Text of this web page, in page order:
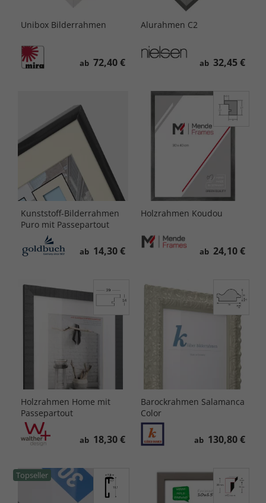
Unibox Bilderrahmen
ab 72,40 €
Alurahmen C2
ab 32,45 €
Kunststoff-Bilderrahmen
Puro mit Passepartout
ab 14,30 €
Holzrahmen Koudou
ab 24,10 €
Holzrahmen Home mit
Passepartout
ab 18,30 €
Barockrahmen Salamanca
Color
ab 130,80 €
Topseller